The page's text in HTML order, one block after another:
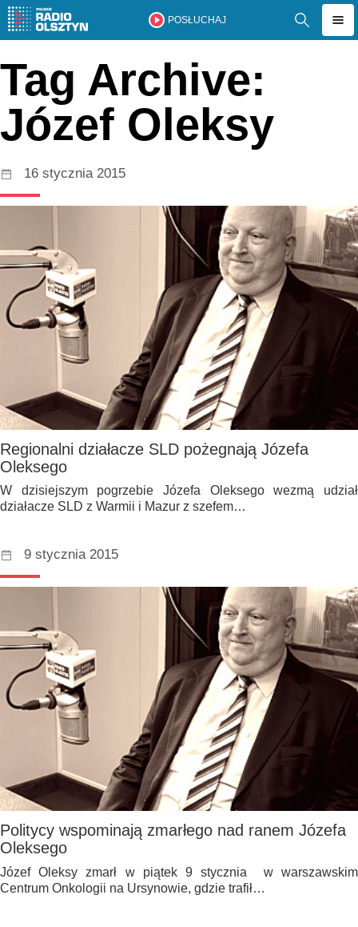
POSŁUCHAJ
Tag Archive:
Józef Oleksy
16 stycznia 2015
Regionalni działacze SLD pożegnają Józefa
Oleksego
W dzisiejszym pogrzebie Józefa Oleksego wezmą udział
działacze SLD z Warmii i Mazur z szefem…
9 stycznia 2015
Politycy wspominają zmarłego nad ranem Józefa
Oleksego
Józef Oleksy zmarł w piątek 9 stycznia w warszawskim
Centrum Onkologii na Ursynowie, gdzie trafił…